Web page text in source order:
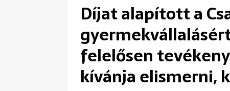
Díjat alapított a
felelősen
kívánja elismerni,